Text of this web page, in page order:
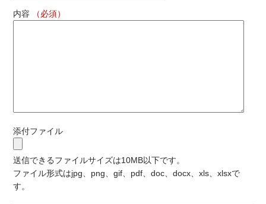
内容 （必須）
添付ファイル
送信できるファイルサイズは10MB以下です。
ファイル形式はjpg、png、gif、pdf、doc、docx、xls、xlsxで
す。